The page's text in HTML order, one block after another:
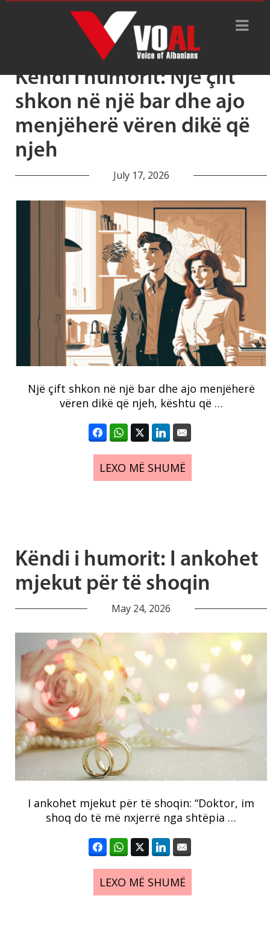
Tag Archive: martesë
Këndi i humorit: Një çift
shkon në një bar dhe ajo
menjëherë vëren dikë që
njeh
July 17, 2026
Një çift shkon në një bar dhe ajo menjëherë
vëren dikë që njeh, kështu që …
LEXO MË SHUMË
Këndi i humorit: I ankohet
mjekut për të shoqin
May 24, 2026
I ankohet mjekut për të shoqin: “Doktor, im
shoq do të më nxjerrë nga shtëpia …
LEXO MË SHUMË